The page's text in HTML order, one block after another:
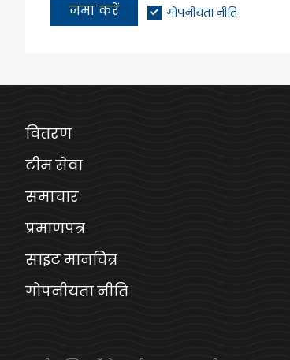
जमा करें गोपनीयता नीति
वितरण
टीम सेवा
समाचार
प्रमाणपत्र
साइट मानचित्र
गोपनीयता नीति